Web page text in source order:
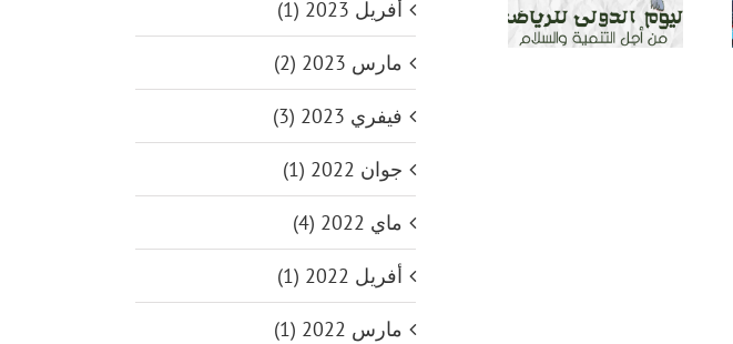
من أجل التنمية
لعلوم الرياضة
أفريل 2023 (1)
مارس 2023 (2)
فيفري 2023 (3)
جوان 2022 (1)
ماي 2022 (4)
أفريل 2022 (1)
مارس 2022 (1)